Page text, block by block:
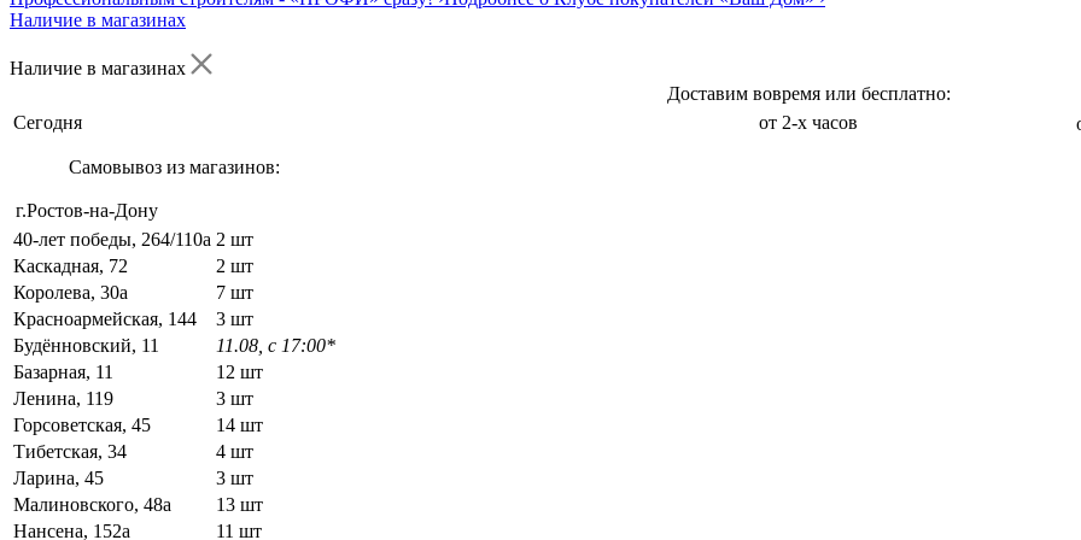
Наличие в магазинах
Наличие в магазинах
Доставим вовремя или бесплатно:
Сегодня
от 2-х часов
Самовывоз из магазинов:
г.Ростов-на-Дону
40-лет победы, 264/110а 2 шт
Каскадная, 72
2 шт
Королева, 30а
7 шт
Красноармейская, 144
3 шт
Будённовский, 11
11.08, с 17:00*
Базарная, 11
12 шт
Ленина, 119
3 шт
Горсоветская, 45
14 шт
Тибетская, 34
4 шт
Ларина, 45
3 шт
Малиновского, 48а
13 шт
Нансена, 152а
11 шт